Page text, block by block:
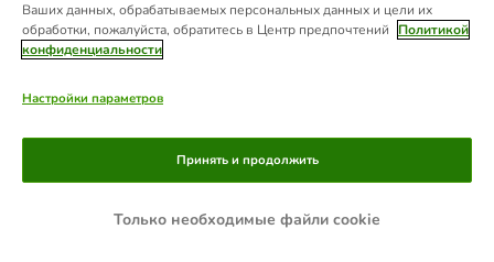
Ваших данных, обрабатываемых персональных данных и цели их
обработки, пожалуйста, обратитесь в Центр предпочтений
Политикой
конфиденциальности
Настройки параметров
Только необходимые файли cookie
Принять и продолжить